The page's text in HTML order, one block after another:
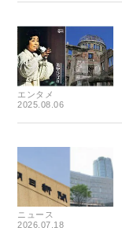
エンタメ
2025.08.06
ニュース
2026.07.18